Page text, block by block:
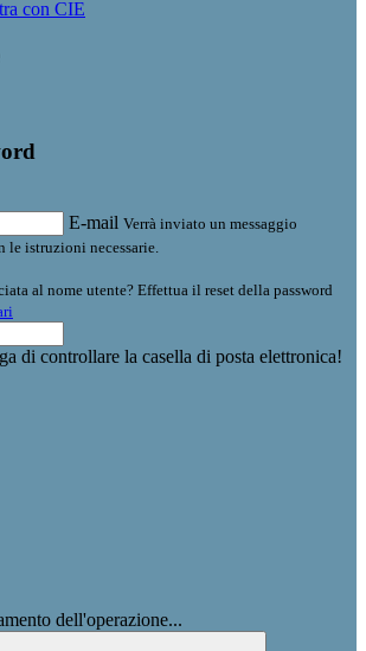
con CIE
E-mail Verrà inviato un messaggio
istruzioni necessarie.
al nome utente? Effettua il reset della password
di controllare la casella di posta elettronica!
dell'operazione...